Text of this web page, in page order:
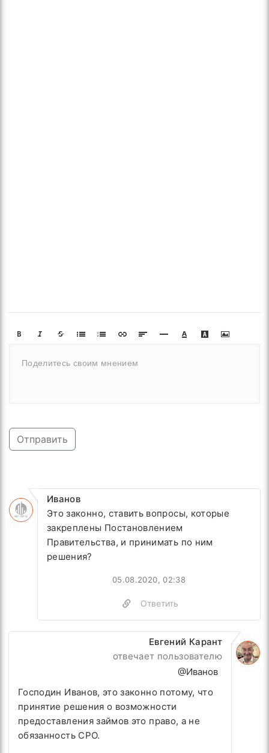
Отправить
Иванов
Это законно, ставить вопросы, которые
закреплены Постановлением
Правительства, и принимать по ним
решения?
05.08.2020, 02:38
Ответить
Евгений Карант
отвечает пользователю
@Иванов
Господин Иванов, это законно потому, что
принятие решения о возможности
предоставления займов это право, а не
обязанность СРО.